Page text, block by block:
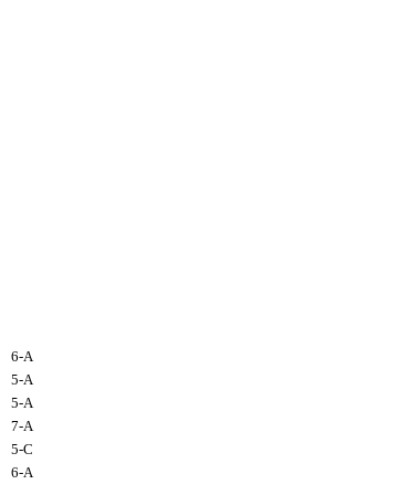
6-A
5-A
5-A
7-A
5-C
6-A